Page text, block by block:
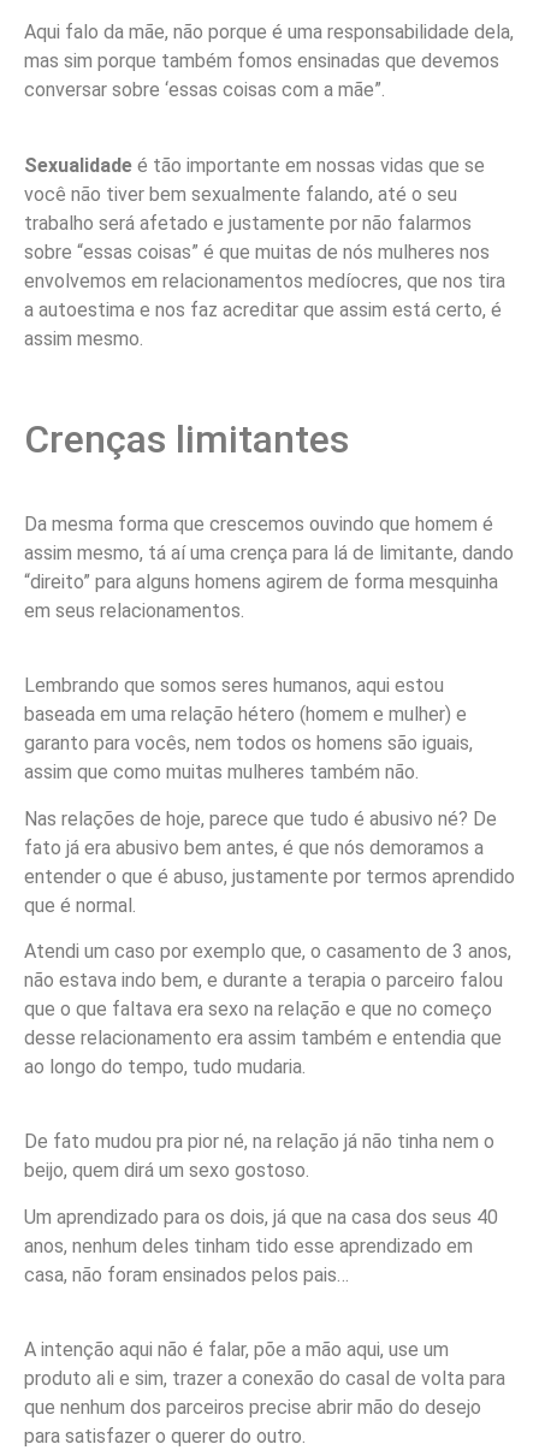
Aqui falo da mãe, não porque é uma responsabilidade dela,
mas sim porque também fomos ensinadas que devemos
conversar sobre ‘essas coisas com a mãe”.
Sexualidade é tão importante em nossas vidas que se
você não tiver bem sexualmente falando, até o seu
trabalho será afetado e justamente por não falarmos
sobre “essas coisas” é que muitas de nós mulheres nos
envolvemos em relacionamentos medíocres, que nos tira
a autoestima e nos faz acreditar que assim está certo, é
assim mesmo.
Crenças limitantes
Da mesma forma que crescemos ouvindo que homem é
assim mesmo, tá aí uma crença para lá de limitante, dando
“direito” para alguns homens agirem de forma mesquinha
em seus relacionamentos.
Lembrando que somos seres humanos, aqui estou
baseada em uma relação hétero (homem e mulher) e
garanto para vocês, nem todos os homens são iguais,
assim que como muitas mulheres também não.
Nas relações de hoje, parece que tudo é abusivo né? De
fato já era abusivo bem antes, é que nós demoramos a
entender o que é abuso, justamente por termos aprendido
que é normal.
Atendi um caso por exemplo que, o casamento de 3 anos,
não estava indo bem, e durante a terapia o parceiro falou
que o que faltava era sexo na relação e que no começo
desse relacionamento era assim também e entendia que
ao longo do tempo, tudo mudaria.
De fato mudou pra pior né, na relação já não tinha nem o
beijo, quem dirá um sexo gostoso.
Um aprendizado para os dois, já que na casa dos seus 40
anos, nenhum deles tinham tido esse aprendizado em
casa, não foram ensinados pelos pais…
A intenção aqui não é falar, põe a mão aqui, use um
produto ali e sim, trazer a conexão do casal de volta para
que nenhum dos parceiros precise abrir mão do desejo
para satisfazer o querer do outro.